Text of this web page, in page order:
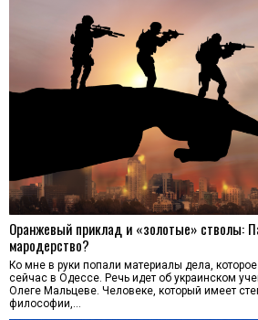
Оранжевый приклад и «золотые» стволы:
мародерство?
Ко мне в руки попали материалы дела,
сейчас в Одессе. Речь идет об украинском
Олеге Мальцеве. Человеке, который имеет
философии,…